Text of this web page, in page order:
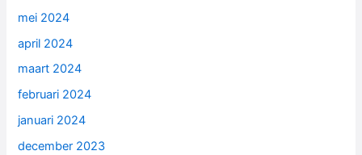
mei 2024
april 2024
maart 2024
februari 2024
januari 2024
december 2023